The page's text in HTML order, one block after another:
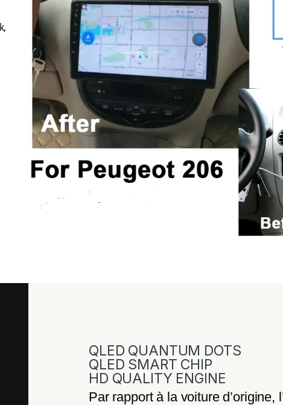
QLED QUANTUM DOTS
QLED SMART CHIP
HD QUALITY ENGINE
Par rapport à la voiture d’origine,